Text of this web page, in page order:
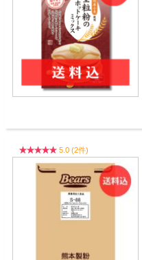
5.0 (2件)